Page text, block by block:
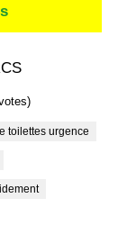
toilettes urgence